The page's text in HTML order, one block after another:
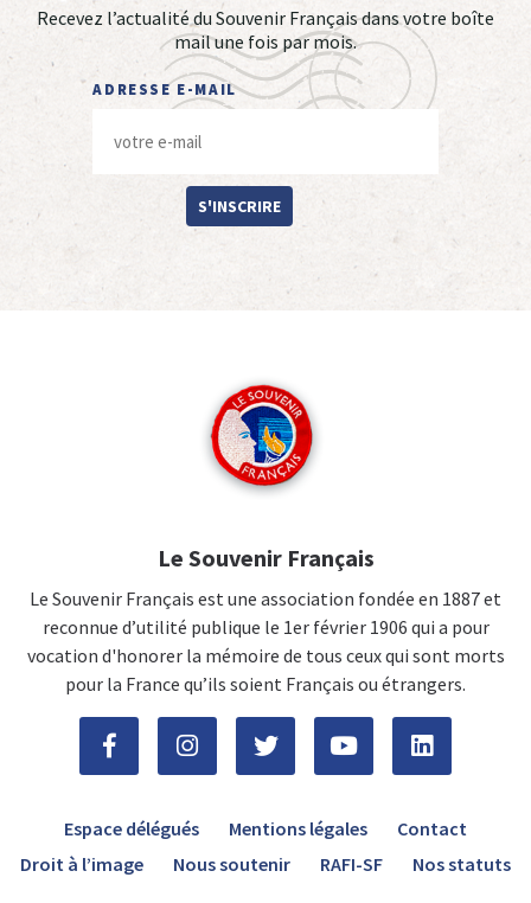
Recevez l’actualité du Souvenir Français dans votre boîte
mail une fois par mois.
ADRESSE E-MAIL
S'INSCRIRE
Le Souvenir Français
Le Souvenir Français est une association fondée en 1887 et
reconnue d’utilité publique le 1er février 1906 qui a pour
vocation d'honorer la mémoire de tous ceux qui sont morts
pour la France qu’ils soient Français ou étrangers.
Espace délégués Mentions légales
Contact
Droit à l’image
Nous soutenir RAFI-SF Nos statuts